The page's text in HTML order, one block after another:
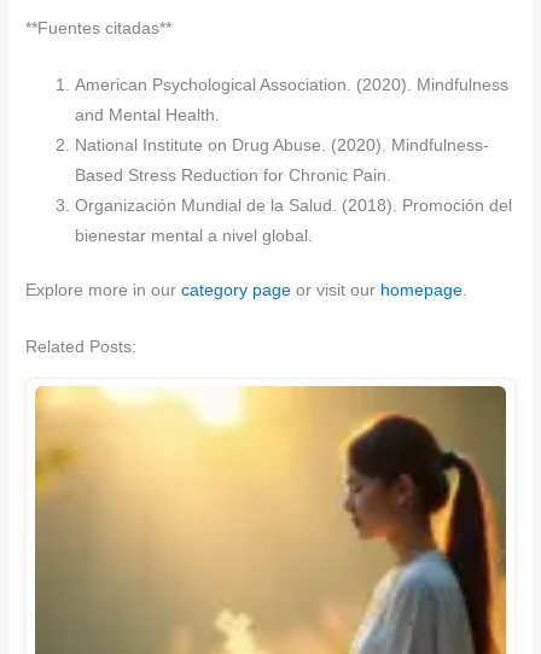
**Fuentes citadas**
American Psychological Association. (2020). Mindfulness
and Mental Health.
National Institute on Drug Abuse. (2020). Mindfulness-
Based Stress Reduction for Chronic Pain.
Organización Mundial de la Salud. (2018). Promoción del
bienestar mental a nivel global.
Explore more in ourcategory page or visit our homepage.
Related Posts: